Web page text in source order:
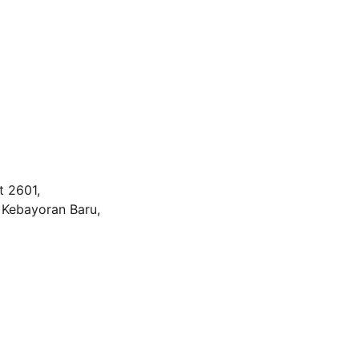
2601,
Baru,